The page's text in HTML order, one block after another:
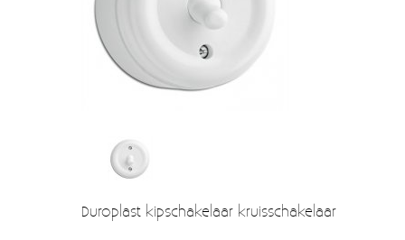
Deur- en raambeslag
Kapstokken & Haken
Bellen en belknoppen
Voorraadbakjes
Verzendkosten
Duroplast kipschakelaar kruisschakelaar